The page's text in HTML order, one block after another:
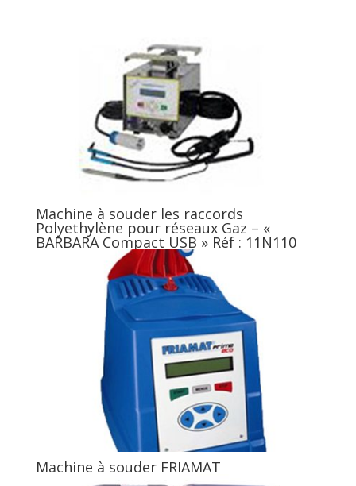
Machine à souder les raccords
Polyethylène pour réseaux Gaz – «
BARBARA Compact USB » Réf : 11N110
Machine à souder FRIAMAT